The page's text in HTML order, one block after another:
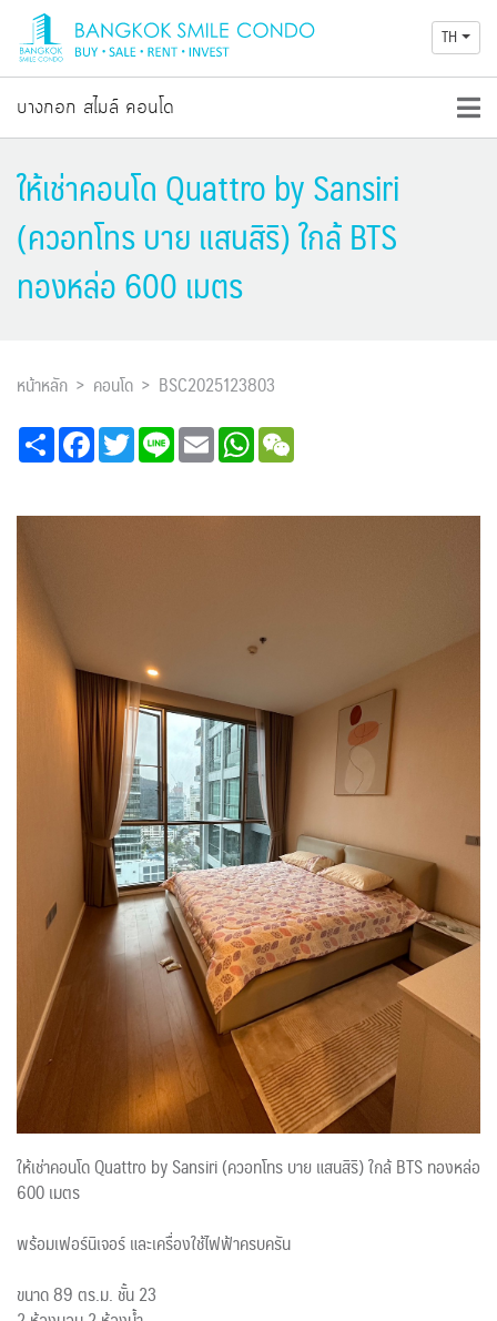
TH
บางกอก สไมล์ คอนโด
ให้เช่าคอนโด Quattro by Sansiri
(ควอทโทร บาย แสนสิริ) ใกล้ BTS
ทองหล่อ 600 เมตร
หน้าหลัก คอนโด
BSC2025123803
Share FacebookTwitterLine Email WhatsApp
ให้เช่าคอนโด Quattro by Sansiri (ควอทโทร บาย แสนสิริ) ใกล้ BTS ทองหล่อ
600 เมตร
พร้อมเฟอร์นิเจอร์ และเครื่องใช้ไฟฟ้าครบครัน
ขนาด 89 ตร.ม. ชั้น 23